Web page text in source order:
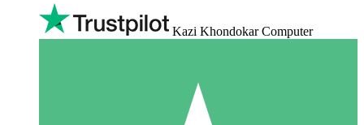
Kazi Khondokar Computer